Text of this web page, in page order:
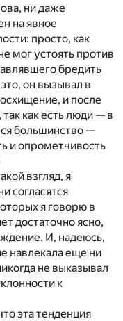
ни даже
на явное
просто, как
мог устоять против
бредить
он вызывал в
и после
как есть люди — в
большинство —
и опрометчивость
взгляд, я
согласятся
я говорю в
достаточно ясно,
И, надеюсь,
навлекала еще ни
не выказывал
к
эта тенденция